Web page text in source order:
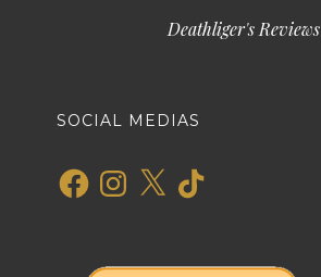
Deathliger's Reviews
SOCIAL MEDIAS
FacebookInstagram
X TikTok